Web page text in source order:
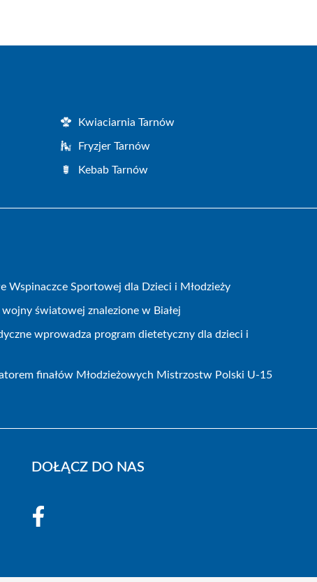
Kwiaciarnia Tarnów
Fryzjer Tarnów
Kebab Tarnów
Wspinaczce Sportowej dla Dzieci i Młodzieży
światowej znalezione w Białej
wprowadza program dietetyczny dla dzieci i
finałów Młodzieżowych Mistrzostw Polski U-15
DOŁĄCZ DO NAS